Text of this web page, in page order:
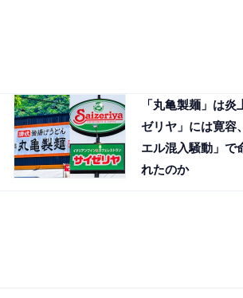
「丸亀製麺」は炎
ゼリヤ」には寛容
エル混入騒動」で
れたのか